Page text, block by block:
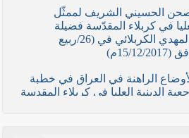
الحسيني الشريف لممثّل
في كربلاء المقدّسة فضيلة
العلاّمة الشيخ عبد المهدي الكربلائي في (26/ربيع
الراهنة في العراق في خطبة
الدينية العليا في كربلاء المقدسة